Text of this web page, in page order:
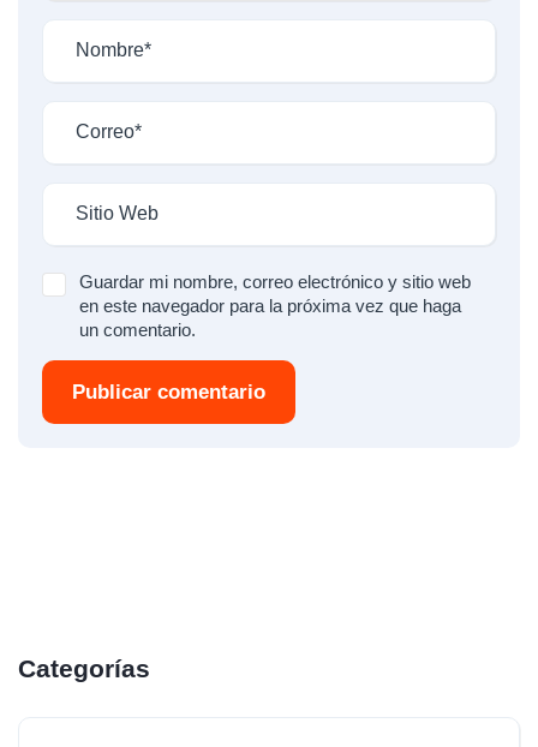
Guardar mi nombre, correo electrónico y sitio web
en este navegador para la próxima vez que haga
un comentario.
Publicar comentario
Categorías